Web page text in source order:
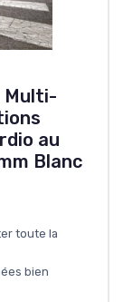
Multi-
au
Blanc
toute la
bien